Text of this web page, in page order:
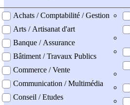
professionel
Achats / Comptabilité / Gestion
Arts / Artisanat d'art
Banque / Assurance
Bâtiment / Travaux Publics
Commerce / Vente
Communication / Multimédia
Conseil / Etudes